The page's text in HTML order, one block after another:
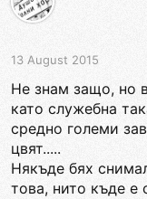
13 August 2015
Не знам защо, но
като служебна
средно големи
цвят.....
Някъде бях
това, нито къде е